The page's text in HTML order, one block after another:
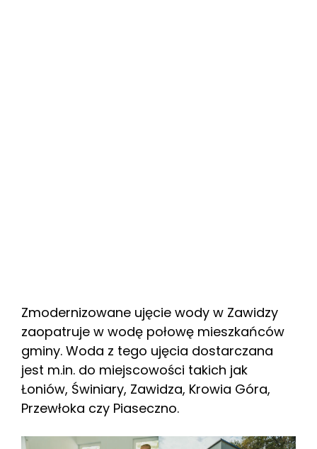
Zmodernizowane ujęcie wody w Zawidzy
zaopatruje w wodę połowę mieszkańców
gminy. Woda z tego ujęcia dostarczana
jest m.in. do miejscowości takich jak
Łoniów, Świniary, Zawidza, Krowia Góra,
Przewłoka czy Piaseczno.